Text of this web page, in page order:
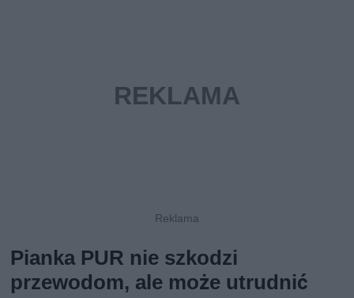
Pianka PUR nie szkodzi
przewodom, ale może utrudnić